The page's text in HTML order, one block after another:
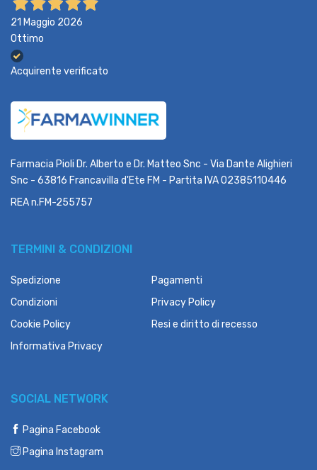
21 Maggio 2026
Ottimo
Acquirente verificato
Farmacia Pioli Dr. Alberto e Dr. Matteo Snc - Via Dante Alighieri
Snc - 63816 Francavilla d'Ete FM - Partita IVA 02385110446
REA n.FM-255757
TERMINI & CONDIZIONI
Spedizione
Pagamenti
Condizioni
Privacy Policy
Cookie Policy
Resi e diritto di recesso
Informativa Privacy
SOCIAL NETWORK
Pagina Facebook
Pagina Instagram